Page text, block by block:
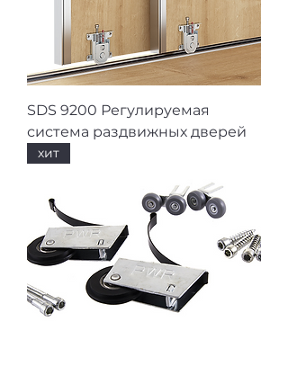
SDS 9200 Регулируемая
система раздвижных дверей
хит